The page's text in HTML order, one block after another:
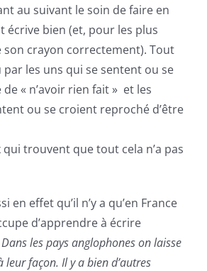
au suivant le soin de faire en
écrive bien (et, pour les plus
son crayon correctement). Tout
par les uns qui se sentent ou se
« n’avoir rien fait » et les
ou se croient reproché d’être
qui trouvent que tout cela n’a pas
en effet qu’il n’y a qu’en France
d’apprendre à écrire
Dans les pays anglophones on laisse
leur façon. Il y a bien d’autres